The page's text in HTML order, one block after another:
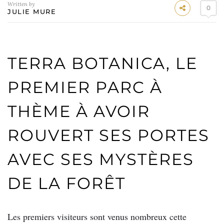
Written by
JULIE MURE 0
TERRA BOTANICA, LE
PREMIER PARC À
THÈME À AVOIR
ROUVERT SES PORTES
AVEC SES MYSTÈRES
DE LA FORÊT
Les premiers visiteurs sont venus nombreux cette